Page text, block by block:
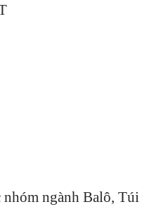
nhóm ngành Balô, Túi